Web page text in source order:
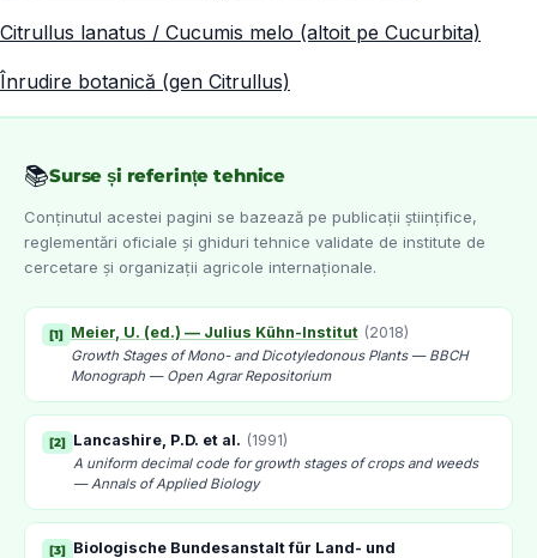
Citrullus lanatus / Cucumis melo (altoit pe Cucurbita)
Înrudire botanică (gen Citrullus)
📚Surse și referințe tehnice
Conținutul acestei pagini se bazează pe publicații științifice,
reglementări oficiale și ghiduri tehnice validate de institute de
cercetare și organizații agricole internaționale.
[1] Meier, U. (ed.) — Julius Kühn-Institut (2018)
Growth Stages of Mono- and Dicotyledonous Plants — BBCH
Monograph — Open Agrar Repositorium
[2] Lancashire, P.D. et al. (1991)
A uniform decimal code for growth stages of crops and weeds
— Annals of Applied Biology
[3] Biologische Bundesanstalt für Land- und